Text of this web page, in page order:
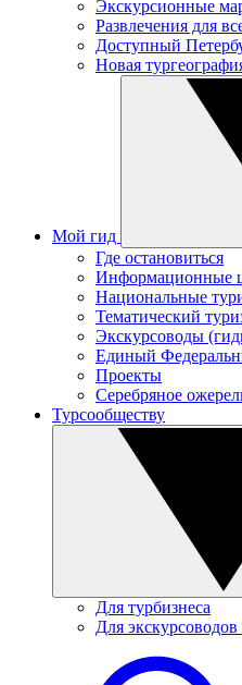
Экскурсионные
Развлечения для
Доступный
Новая
Мой гид
Где остановиться
Информационные
Национальные
Тематический
Экскурсоводы
Единый
Проекты
Серебряное
Турсообществу
Для турбизнеса
Для